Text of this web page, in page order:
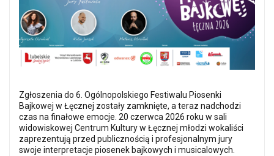
Zgłoszenia do 6. Ogólnopolskiego Festiwalu Piosenki
Bajkowej w Łęcznej zostały zamknięte, a teraz nadchodzi
czas na finałowe emocje. 20 czerwca 2026 roku w sali
widowiskowej Centrum Kultury w Łęcznej młodzi wokaliści
zaprezentują przed publicznością i profesjonalnym jury
swoje interpretacje piosenek bajkowych i musicalowych.